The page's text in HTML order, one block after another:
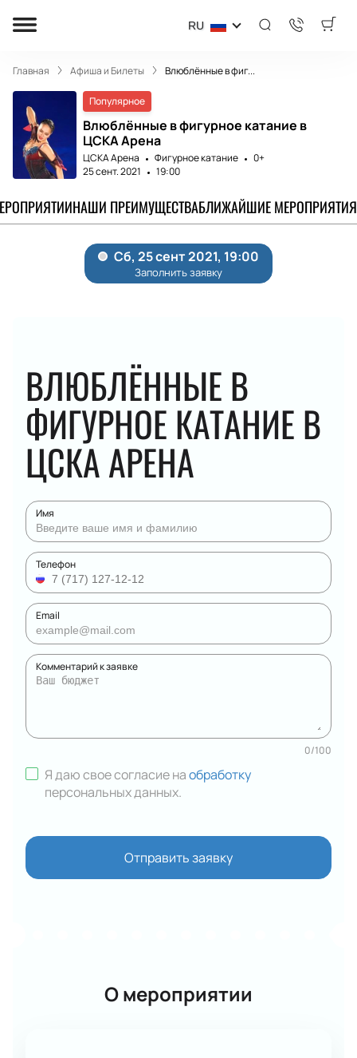
RU
Главная Афиша и Билеты Влюблённые в фиг...
Популярное
Влюблённые в фигурное катание в
ЦСКА Арена
ЦСКА Арена Фигурное катание
0+
25 сент. 2021
19:00
НАШИ ПРЕИМУЩЕСТВАБЛИЖАЙШИЕ МЕРОПРИЯТИЯ
ВЛЮБЛЁННЫЕ В
ФИГУРНОЕ КАТАНИЕ В
ЦСКА АРЕНА
Имя
Телефон
Email
Комментарий к заявке
0/100
Я даю свое согласие наобработку
персональных данных.
Отправить заявку
О мероприятии